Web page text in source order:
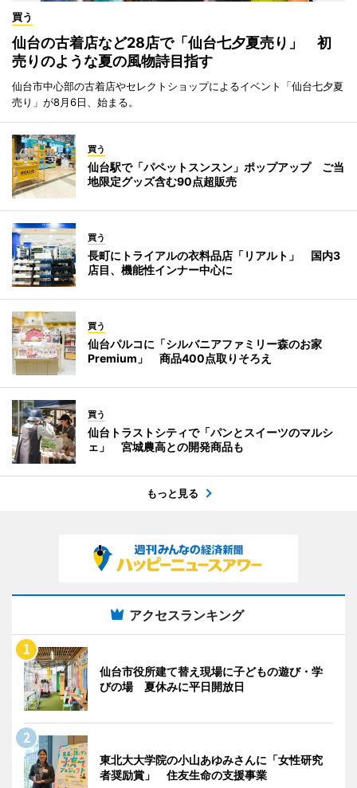
買う
仙台の古着店など28店で「仙台七夕夏売り」 初
売りのような夏の風物詩目指す
仙台市中心部の古着店やセレクトショップによるイベント「仙台七夕夏
売り」が8月6日、始まる。
買う
仙台駅で「パペットスンスン」ポップアップ ご当
地限定グッズ含む90点超販売
買う
長町にトライアルの衣料品店「リアルト」 国内3
店目、機能性インナー中心に
買う
仙台パルコに「シルバニアファミリー森のお家
Premium」 商品400点取りそろえ
買う
仙台トラストシティで「パンとスイーツのマルシ
ェ」 宮城農高との開発商品も
もっと見る
アクセスランキング
仙台市役所建て替え現場に子どもの遊び・学
びの場 夏休みに平日開放日
東北大大学院の小山あゆみさんに「女性研究
者奨励賞」 住友生命の支援事業